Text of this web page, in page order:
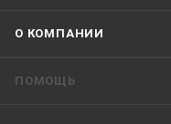
О КОМПАНИИ
ПОМОЩЬ